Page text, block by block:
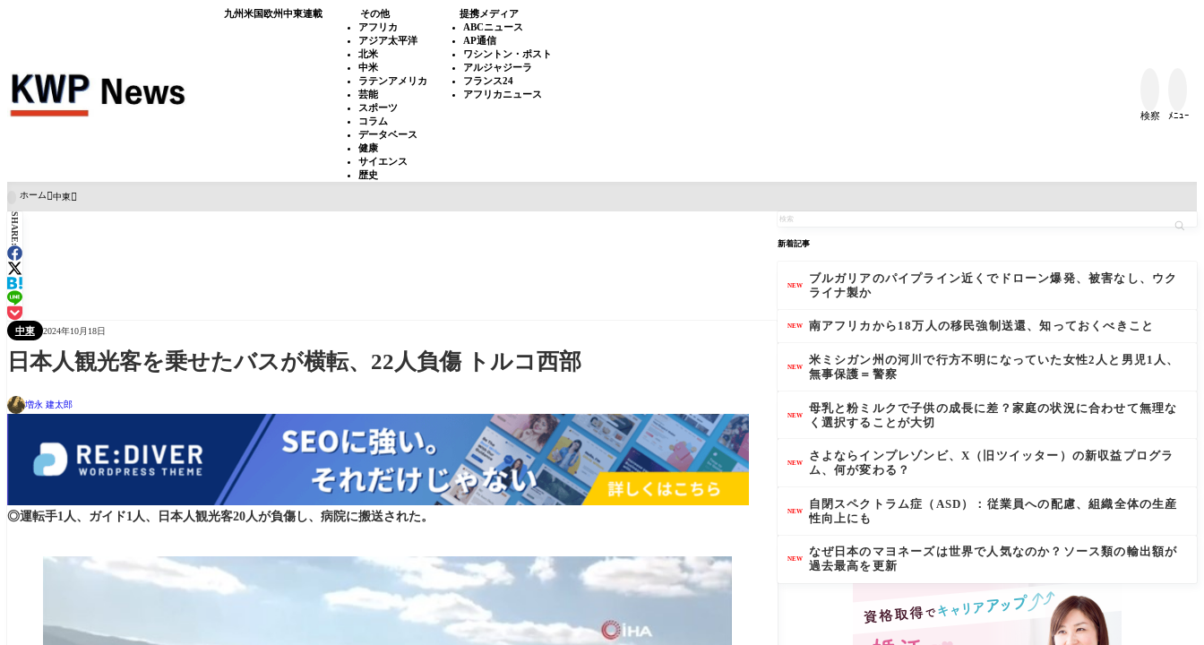
九州米国欧州中東連載
その他
アフリカ
アジア太平洋
北米
中米
ラテンアメリカ
芸能
スポーツ
コラム
データベース
健康
サイエンス
歴史
提携メディア
ABCニュース
AP通信
ワシントン・ポスト
アルジャジーラ
フランス24
アフリカニュース
検察 ﾒﾆｭｰ
ホーム 中東
SHARE:
中東 2024年10月18日
日本人観光客を乗せたバスが横転、22人負傷 トルコ西部
増永 建太郎
◎運転手1人、ガイド1人、日本人観光客20人が負傷し、病院に搬送された。
新着記事
NEW
ブルガリアのパイプライン近くでドローン爆発、被害なし、ウク
ライナ製か
NEW 南アフリカから18万人の移民強制送還、知っておくべきこと
NEW
米ミシガン州の河川で行方不明になっていた女性2人と男児1人、
無事保護＝警察
NEW
母乳と粉ミルクで子供の成長に差？家庭の状況に合わせて無理な
く選択することが大切
NEW
さよならインプレゾンビ、X（旧ツイッター）の新収益プログラ
ム、何が変わる？
NEW
自閉スペクトラム症（ASD）：従業員への配慮、組織全体の生産
性向上にも
NEW
なぜ日本のマヨネーズは世界で人気なのか？ソース類の輸出額が
過去最高を更新